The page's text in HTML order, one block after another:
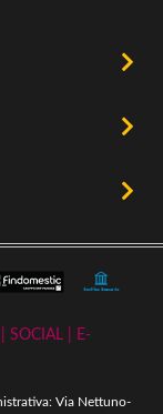
SOCIAL | E-
Via Nettuno-